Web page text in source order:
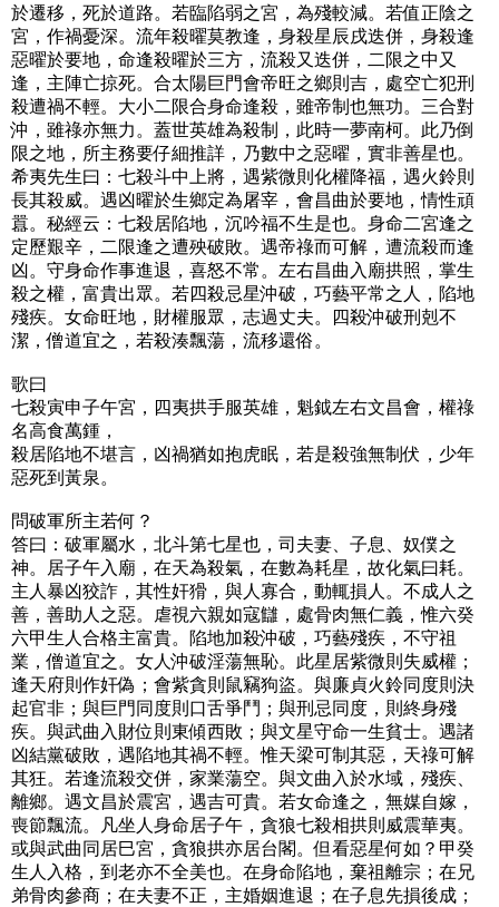
於遷移，死於道路。若臨陷弱之宮，為殘較減。若值正陰之
宮，作禍憂深。流年殺曜莫教逢，身殺星辰戌迭併，身殺逢
惡曜於要地，命逢殺曜於三方，流殺又迭併，二限之中又
逢，主陣亡掠死。合太陽巨門會帝旺之鄉則吉，處空亡犯刑
殺遭禍不輕。大小二限合身命逢殺，雖帝制也無功。三合對
沖，雖祿亦無力。蓋世英雄為殺制，此時一夢南柯。此乃倒
限之地，所主務要仔細推詳，乃數中之惡曜，實非善星也。
希夷先生曰：七殺斗中上將，遇紫微則化權降福，遇火鈴則
長其殺威。遇凶曜於生鄉定為屠宰，會昌曲於要地，情性頑
囂。秘經云：七殺居陷地，沉吟福不生是也。身命二宮逢之
定歷艱辛，二限逢之遭殃破敗。遇帝祿而可解，遭流殺而逢
凶。守身命作事進退，喜怒不常。左右昌曲入廟拱照，掌生
殺之權，富貴出眾。若四殺忌星沖破，巧藝平常之人，陷地
殘疾。女命旺地，財權服眾，志過丈夫。四殺沖破刑剋不
潔，僧道宜之，若殺湊飄蕩，流移還俗。
歌曰
七殺寅申子午宮，四夷拱手服英雄，魁鉞左右文昌會，權祿
名高食萬鍾，
殺居陷地不堪言，凶禍猶如抱虎眠，若是殺強無制伏，少年
惡死到黃泉。
問破軍所主若何？
答曰：破軍屬水，北斗第七星也，司夫妻、子息、奴僕之
神。居子午入廟，在天為殺氣，在數為耗星，故化氣曰耗。
主人暴凶狡詐，其性奸猾，與人寡合，動輒損人。不成人之
善，善助人之惡。虐視六親如寇讎，處骨肉無仁義，惟六癸
六甲生人合格主富貴。陷地加殺沖破，巧藝殘疾，不守祖
業，僧道宜之。女人沖破淫蕩無恥。此星居紫微則失威權；
逢天府則作奸偽；會紫貪則鼠竊狗盜。與廉貞火鈴同度則決
起官非；與巨門同度則口舌爭鬥；與刑忌同度，則終身殘
疾。與武曲入財位則東傾西敗；與文星守命一生貧士。遇諸
凶結黨破敗，遇陷地其禍不輕。惟天梁可制其惡，天祿可解
其狂。若逢流殺交併，家業蕩空。與文曲入於水域，殘疾、
離鄉。遇文昌於震宮，遇吉可貴。若女命逢之，無媒自嫁，
喪節飄流。凡坐人身命居子午，貪狼七殺相拱則威震華夷。
或與武曲同居巳宮，貪狼拱亦居台閣。但看惡星何如？甲癸
生人入格，到老亦不全美也。在身命陷地，棄祖離宗；在兄
弟骨肉參商；在夫妻不正，主婚姻進退；在子息先損後成；